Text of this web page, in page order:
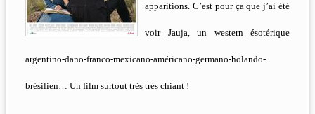
apparitions. C’est pour ça que j’ai été
voir Jauja, un western ésotérique
argentino-dano-franco-mexicano-américano-germano-holando-
brésilien… Un film surtout très très chiant !